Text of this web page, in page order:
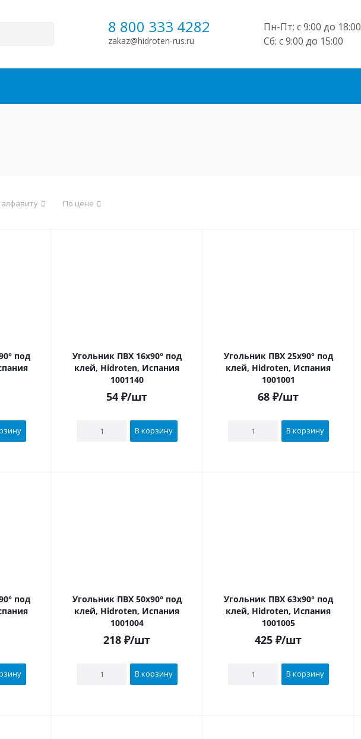
8 800 333 4282
zakaz@hidroten-rus.ru
Пн-Пт: с 9:00 до 18:00
Сб: с 9:00 до 15:00
По цене
Угольник ПВХ 16х90° под
клей, Hidroten, Испания
1001140
54 ₽/шт
В корзину
Угольник ПВХ 25х90° под
клей, Hidroten, Испания
1001001
68 ₽/шт
В корзину
Угольник ПВХ 50х90° под
клей, Hidroten, Испания
1001004
218 ₽/шт
В корзину
Угольник ПВХ 63х90° под
клей, Hidroten, Испания
1001005
425 ₽/шт
В корзину